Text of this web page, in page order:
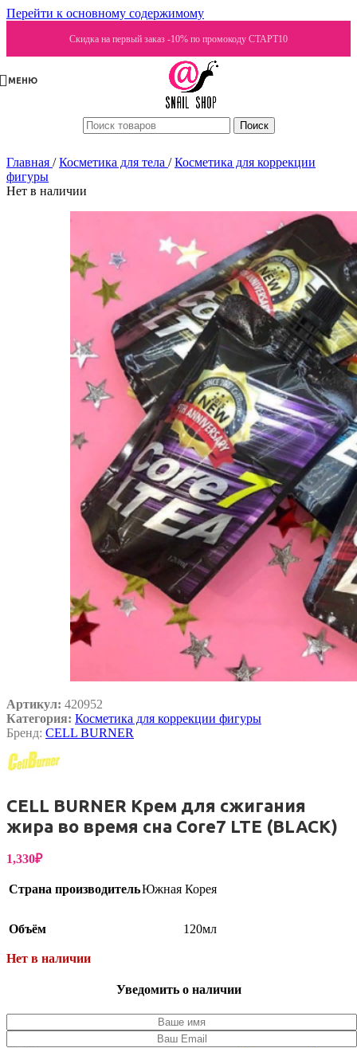
Перейти к основному содержимому
Скидка на первый заказ -10% по промокоду СТАРТ10
МЕНЮ
Поиск
Главная / Косметика для тела / Косметика для коррекции
фигуры
Нет в наличии
Артикул: 420952
Категория: Косметика для коррекции фигуры
Бренд: CELL BURNER
CELL BURNER Крем для сжигания
жира во время сна Core7 LTE (BLACK)
1,330₽
Страна производительЮжная Корея
Объём 120мл
Нет в наличии
Уведомить о наличии